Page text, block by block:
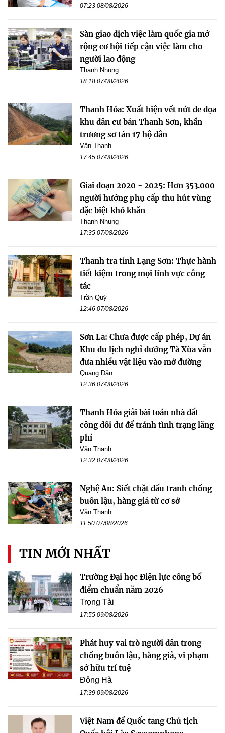
07:23 08/08/2026
Sàn giao dịch việc làm quốc gia mở
rộng cơ hội tiếp cận việc làm cho
người lao động
Thanh Nhung
18:18 07/08/2026
Thanh Hóa: Xuất hiện vết nứt đe dọa
khu dân cư bản Thanh Sơn, khẩn
trương sơ tán 17 hộ dân
Văn Thanh
17:45 07/08/2026
Giai đoạn 2020 - 2025: Hơn 353.000
người hưởng phụ cấp thu hút vùng
đặc biệt khó khăn
Thanh Nhung
17:35 07/08/2026
Thanh tra tỉnh Lạng Sơn: Thực hành
tiết kiệm trong mọi lĩnh vực công
tác
Trần Quý
12:46 07/08/2026
Sơn La: Chưa được cấp phép, Dự án
Khu du lịch nghỉ dưỡng Tà Xùa vẫn
đưa nhiều vật liệu vào mở đường
Quang Dân
12:36 07/08/2026
Thanh Hóa giải bài toán nhà đất
công dôi dư để tránh tình trạng lãng
phí
Văn Thanh
12:32 07/08/2026
Nghệ An: Siết chặt đấu tranh chống
buôn lậu, hàng giả từ cơ sở
Văn Thanh
11:50 07/08/2026
TIN MỚI NHẤT
Trường Đại học Điện lực công bố
điểm chuẩn năm 2026
Trọng Tài
17:55 09/08/2026
Phát huy vai trò người dân trong
chống buôn lậu, hàng giả, vi phạm
sở hữu trí tuệ
Đông Hà
17:39 09/08/2026
Việt Nam để Quốc tang Chủ tịch